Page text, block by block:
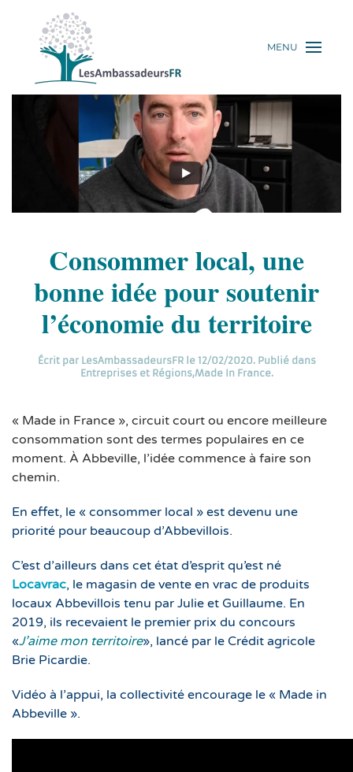
MENU
Consommer local, une
bonne idée pour soutenir
l’économie du territoire
Écrit par LesAmbassadeursFRle 12/02/2020. Publié dans
Entreprises et Régions,Made In France.
« Made in France », circuit court ou encore meilleure
consommation sont des termes populaires en ce
moment. À Abbeville, l’idée commence à faire son
chemin.
En effet, le « consommer local » est devenu une
priorité pour beaucoup d’Abbevillois.
C’est d’ailleurs dans cet état d’esprit qu’est né
Locavrac, le magasin de vente en vrac de produits
locaux Abbevillois tenu par Julie et Guillaume. En
2019, ils recevaient le premier prix du concours
«J’aime mon territoire», lancé par le Crédit agricole
Brie Picardie.
Vidéo à l’appui, la collectivité encourage le « Made in
Abbeville ».